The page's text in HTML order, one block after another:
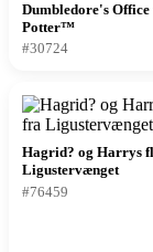
Dumbledore's
Potter™
#30724
Hagrid? og Harrys
Ligustervænget
#76459